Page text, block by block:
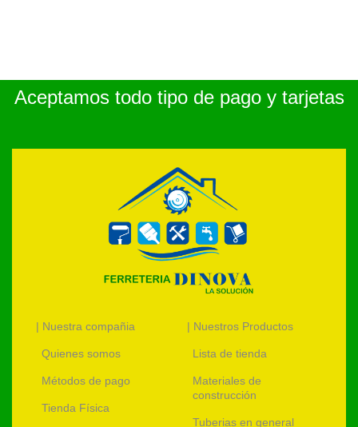
Aceptamos todo tipo de pago y tarjetas
| Nuestra compañia
Quienes somos
Métodos de pago
Tienda Física
| Nuestros Productos
Lista de tienda
Materiales de
construcción
Tuberias en general